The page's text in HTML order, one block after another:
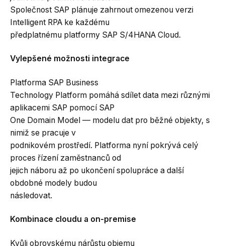
Společnost SAP plánuje zahrnout omezenou verzi
Intelligent RPA ke každému
předplatnému platformy SAP S/4HANA Cloud.
Vylepšené možnosti integrace
Platforma SAP Business
Technology Platform pomáhá sdílet data mezi různými
aplikacemi SAP pomocí SAP
One Domain Model — modelu dat pro běžné objekty, s
nimiž se pracuje v
podnikovém prostředí. Platforma nyní pokrývá celý
proces řízení zaměstnanců od
jejich náboru až po ukončení spolupráce a další
obdobné modely budou
následovat.
Kombinace cloudu a on-premise
Kvůli obrovskému nárůstu objemu